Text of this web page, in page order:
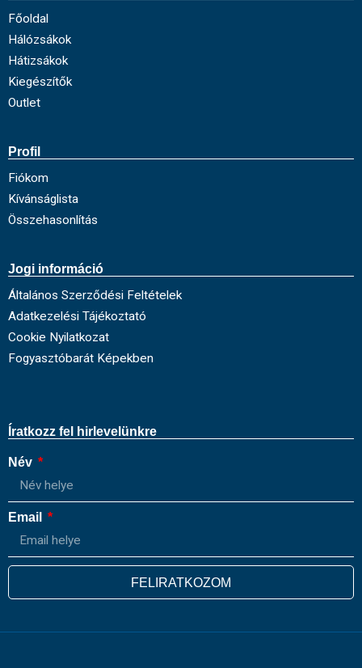
Főoldal
Hálózsákok
Hátizsákok
Kiegészítők
Outlet
Profil
Fiókom
Kívánságlista
Összehasonlítás
Jogi információ
Általános Szerződési Feltételek
Adatkezelési Tájékoztató
Cookie Nyilatkozat
Fogyasztóbarát Képekben
Íratkozz fel hirlevelünkre
Név
Email
FELIRATKOZOM